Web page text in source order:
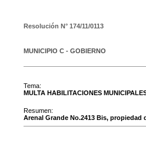
Resolución N° 174/11/0113
MUNICIPIO C - GOBIERNO
Tema:
MULTA HABILITACIONES
Resumen:
Arenal Grande No.2413 Bis, propiedad